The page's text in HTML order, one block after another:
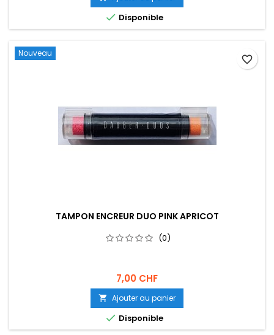
 Disponible
Nouveau
TAMPON ENCREUR DUO PINK APRICOT
(0)
7,00 CHF
 Ajouter au panier
 Disponible
favorite_border